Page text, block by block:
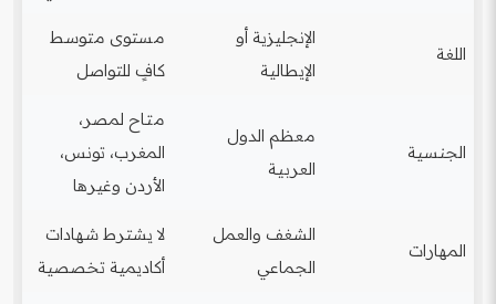
اللغة
الإنجليزية أو
الإيطالية
مستوى متوسط
كافٍ للتواصل
الجنسية
معظم الدول
العربية
متاح لمصر،
المغرب، تونس،
الأردن وغيرها
المهارات
الشغف والعمل
الجماعي
لا يشترط شهادات
أكاديمية تخصصية